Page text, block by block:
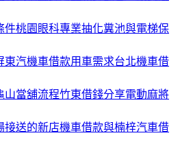
件桃園眼科專業抽化糞池與電梯保
東汽機車借款用車需求台北機車借
山當舖流程竹東借錢分享電動麻將
接送的新店機車借款與楠梓汽車借